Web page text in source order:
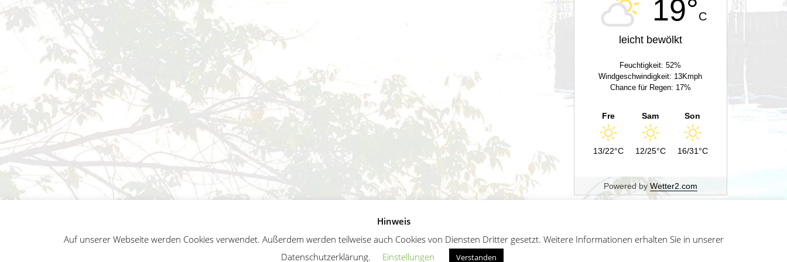
19°C
leicht bewölkt
Feuchtigkeit: 52%
Windgeschwindigkeit: 13Kmph
Chance für Regen: 17%
Fre
13/22°C
Sam
12/25°C
Son
16/31°C
Powered by Wetter2.com
Impressum Datenschutz Sitemap German
Hinweis
Auf unserer Webseite werden Cookies verwendet. Außerdem werden teilweise auch Cookies von Diensten Dritter gesetzt. Weitere Informationen erhalten Sie in unserer
Datenschutzerklärung.
Einstellungen Verstanden